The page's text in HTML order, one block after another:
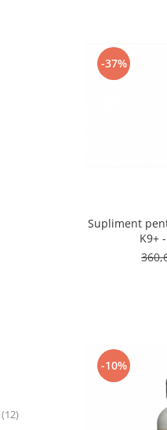
(12)
-37%
Supliment
K9+
-10%